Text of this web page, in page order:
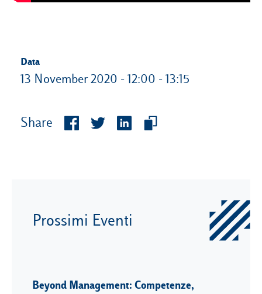
Data
13 November 2020 - 12:00 - 13:15
Share
Prossimi Eventi
Beyond Management: Competenze,